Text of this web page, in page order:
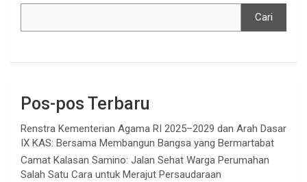
Cari
Pos-pos Terbaru
Renstra Kementerian Agama RI 2025–2029 dan Arah Dasar
IX KAS: Bersama Membangun Bangsa yang Bermartabat
Camat Kalasan Samino: Jalan Sehat Warga Perumahan
Salah Satu Cara untuk Merajut Persaudaraan